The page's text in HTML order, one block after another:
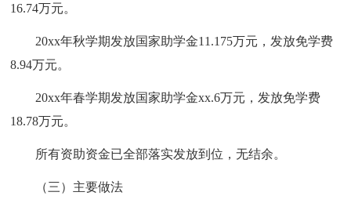
16.74万元。
20xx年秋学期发放国家助学金11.175万元，发放免学费
8.94万元。
20xx年春学期发放国家助学金xx.6万元，发放免学费
18.78万元。
所有资助资金已全部落实发放到位，无结余。
（三）主要做法